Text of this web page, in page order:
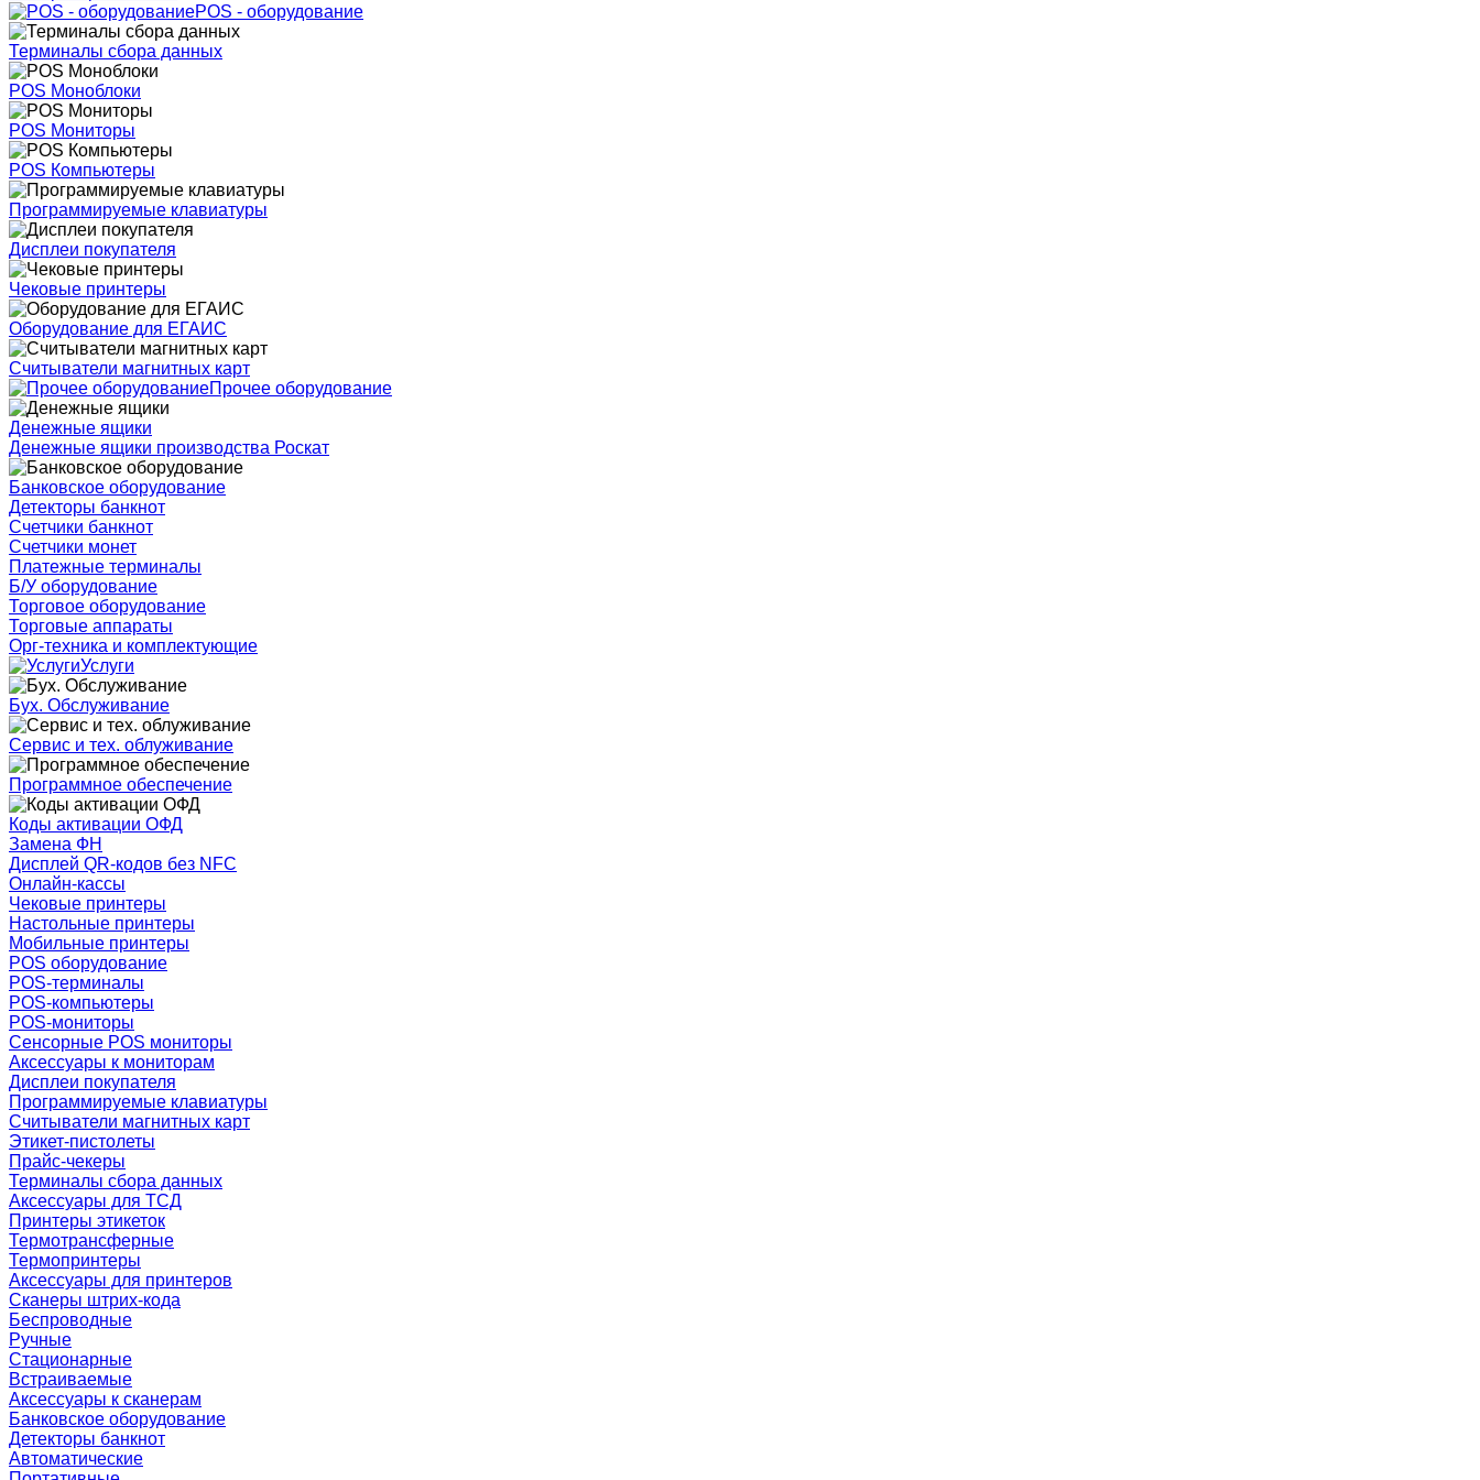
POS - оборудование
Терминалы сбора данных
POS Моноблоки
POS Мониторы
POS Компьютеры
Программируемые клавиатуры
Дисплеи покупателя
Чековые принтеры
Оборудование для ЕГАИС
Считыватели магнитных карт
Прочее оборудование
Денежные ящики
Денежные ящики производства Роскат
Банковское оборудование
Детекторы банкнот
Счетчики банкнот
Счетчики монет
Платежные терминалы
Б/У оборудование
Торговое оборудование
Торговые аппараты
Орг-техника и комплектующие
Услуги
Бух. Обслуживание
Сервис и тех. облуживание
Программное обеспечение
Коды активации ОФД
Замена ФН
Дисплей QR-кодов без NFC
Онлайн-кассы
Чековые принтеры
Настольные принтеры
Мобильные принтеры
POS оборудование
POS-терминалы
POS-компьютеры
POS-мониторы
Сенсорные POS мониторы
Аксессуары к мониторам
Дисплеи покупателя
Программируемые клавиатуры
Считыватели магнитных карт
Этикет-пистолеты
Прайс-чекеры
Терминалы сбора данных
Аксессуары для ТСД
Принтеры этикеток
Термотрансферные
Термопринтеры
Аксессуары для принтеров
Сканеры штрих-кода
Беспроводные
Ручные
Стационарные
Встраиваемые
Аксессуары к сканерам
Банковское оборудование
Детекторы банкнот
Автоматические